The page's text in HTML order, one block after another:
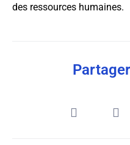
des ressources humaines.